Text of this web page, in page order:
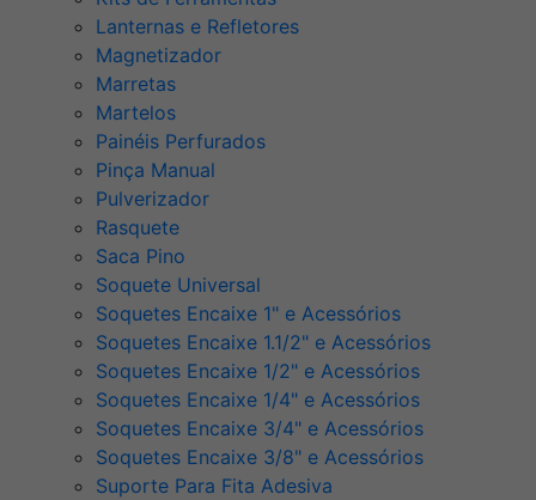
Lanternas e Refletores
Magnetizador
Marretas
Martelos
Painéis Perfurados
Pinça Manual
Pulverizador
Rasquete
Saca Pino
Soquete Universal
Soquetes Encaixe 1" e Acessórios
Soquetes Encaixe 1.1/2" e Acessórios
Soquetes Encaixe 1/2" e Acessórios
Soquetes Encaixe 1/4" e Acessórios
Soquetes Encaixe 3/4" e Acessórios
Soquetes Encaixe 3/8" e Acessórios
Suporte Para Fita Adesiva